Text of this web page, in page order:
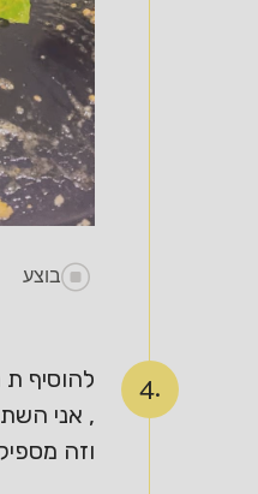
בוצע
4.
להוסיף
וזה מספיק ל2